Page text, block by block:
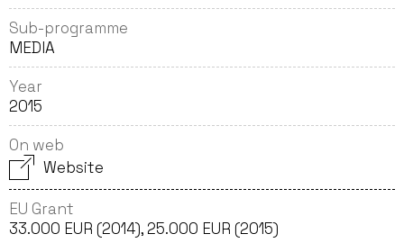
Sub-programme
MEDIA
Year
2015
On web
Website
EU Grant
33.000 EUR (2014), 25.000 EUR (2015)